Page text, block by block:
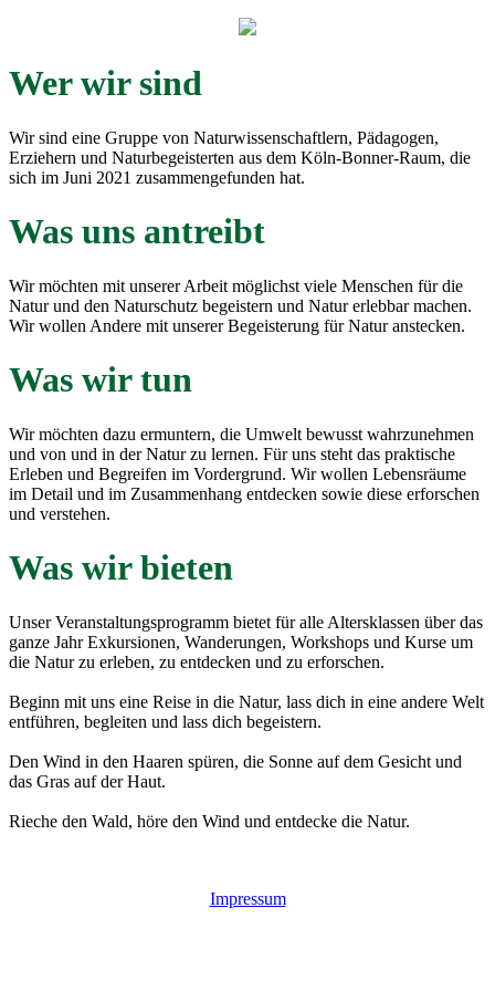
Wer wir sind
Wir sind eine Gruppe von Naturwissenschaftlern, Pädagogen,
Erziehern und Naturbegeisterten aus dem Köln-Bonner-Raum, die
sich im Juni 2021 zusammengefunden hat.
Was uns antreibt
Wir möchten mit unserer Arbeit möglichst viele Menschen für die
Natur und den Naturschutz begeistern und Natur erlebbar machen.
Wir wollen Andere mit unserer Begeisterung für Natur anstecken.
Was wir tun
Wir möchten dazu ermuntern, die Umwelt bewusst wahrzunehmen
und von und in der Natur zu lernen. Für uns steht das praktische
Erleben und Begreifen im Vordergrund. Wir wollen Lebensräume
im Detail und im Zusammenhang entdecken sowie diese erforschen
und verstehen.
Was wir bieten
Unser Veranstaltungsprogramm bietet für alle Altersklassen über das
ganze Jahr Exkursionen, Wanderungen, Workshops und Kurse um
die Natur zu erleben, zu entdecken und zu erforschen.
Beginn mit uns eine Reise in die Natur, lass dich in eine andere Welt
entführen, begleiten und lass dich begeistern.
Den Wind in den Haaren spüren, die Sonne auf dem Gesicht und
das Gras auf der Haut.
Rieche den Wald, höre den Wind und entdecke die Natur.
Impressum